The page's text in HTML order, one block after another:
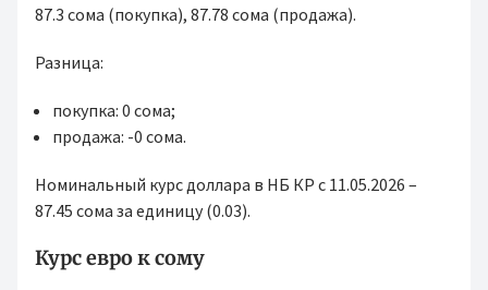
87.3 сома (покупка), 87.78 сома (продажа).
Разница:
покупка: 0 сома;
продажа: -0 сома.
Номинальный курс доллара в НБ КР с 11.05.2026 –
87.45 сома за единицу (0.03).
Курс евро к сому